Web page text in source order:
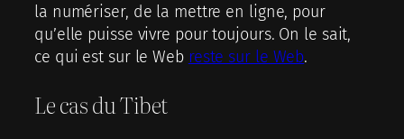
la numériser, de la mettre en ligne, pour
qu’elle puisse vivre pour toujours. On le sait,
ce qui est sur le Web reste sur le Web.
Le cas du Tibet